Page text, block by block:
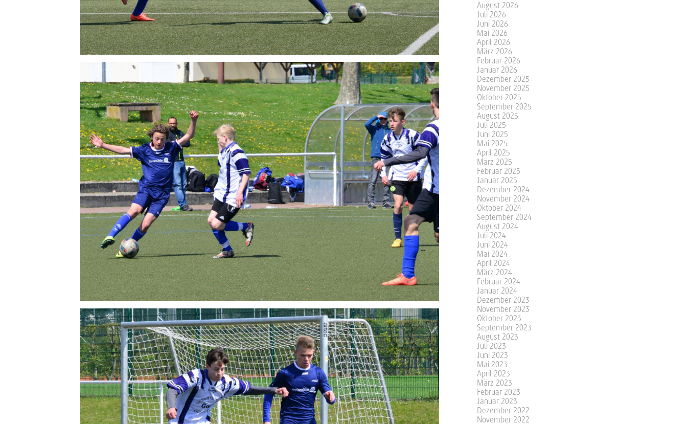
August 2026
Juli 2026
Juni 2026
Mai 2026
April 2026
März 2026
Februar 2026
Januar 2026
Dezember 2025
November 2025
Oktober 2025
September 2025
August 2025
Juli 2025
Juni 2025
Mai 2025
April 2025
März 2025
Februar 2025
Januar 2025
Dezember 2024
November 2024
Oktober 2024
September 2024
August 2024
Juli 2024
Juni 2024
Mai 2024
April 2024
März 2024
Februar 2024
Januar 2024
Dezember 2023
November 2023
Oktober 2023
September 2023
August 2023
Juli 2023
Juni 2023
Mai 2023
April 2023
März 2023
Februar 2023
Januar 2023
Dezember 2022
November 2022